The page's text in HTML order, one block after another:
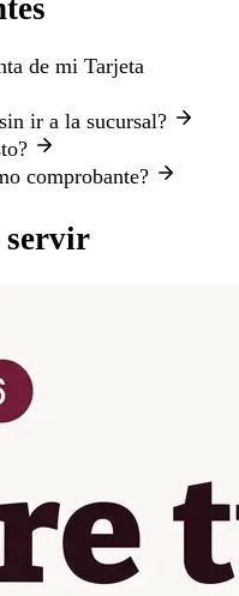
de mi Tarjeta
ir a la sucursal?
comprobante?
servir